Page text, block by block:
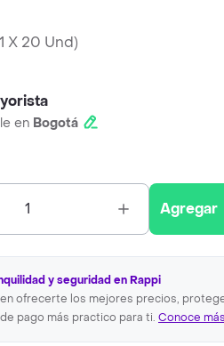
1 X 20 Und)
en Bogotá
1 Agregar
y seguridad en Rappi
ofrecerte los mejores precios,
pago más practico para ti. Conoce